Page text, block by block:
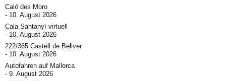
Caló des Moro
10. August 2026
Cala Santanyí virtuell
10. August 2026
222/365 Castell de Bellver
10. August 2026
Autofahren auf Mallorca
9. August 2026